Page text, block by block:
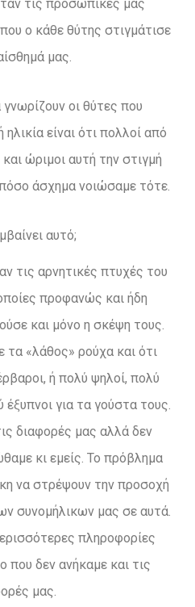
τις προσωπικές μας
ο κάθε θύτης στιγμάτισε
μας.
οι θύτες που
είναι ότι πολλοί από
ώριμοι αυτή την στιγμή
άσχημα νοιώσαμε τότε.
αυτό;
τις αρνητικές πτυχές του
προφανώς και ήδη
και μόνο η σκέψη τους.
τα «λάθος» ρούχα και ότι
ή πολύ ψηλοί, πολύ
για τα γούστα τους.
διαφορές μας αλλά δεν
κι εμείς. Το πρόβλημα
να στρέψουν την προσοχή
συνομήλικων μας σε αυτά.
πληροφορίες
που δεν ανήκαμε και τις
μας.